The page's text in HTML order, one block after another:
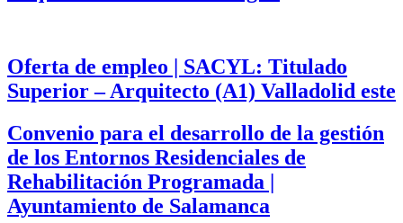
Oferta de empleo | SACYL: Titulado
Superior – Arquitecto (A1) Valladolid este
Convenio para el desarrollo de la gestión
de los Entornos Residenciales de
Rehabilitación Programada |
Ayuntamiento de Salamanca